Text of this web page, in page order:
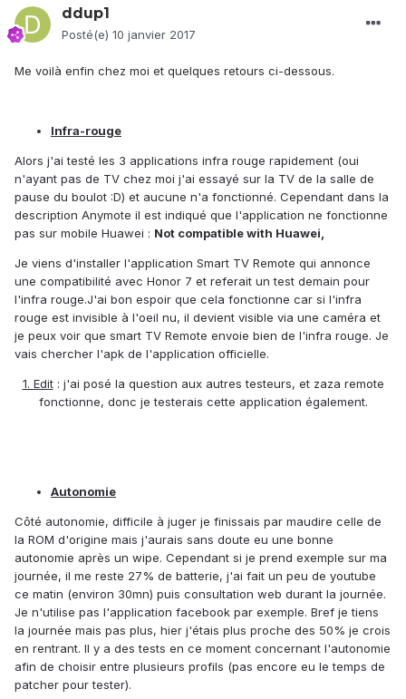
ddup1
Posté(e) 10 janvier 2017
Me voilà enfin chez moi et quelques retours ci-dessous.
Infra-rouge
Alors j'ai testé les 3 applications infra rouge rapidement (oui
n'ayant pas de TV chez moi j'ai essayé sur la TV de la salle de
pause du boulot :D) et aucune n'a fonctionné. Cependant dans la
description Anymote il est indiqué que l'application ne fonctionne
pas sur mobile Huawei : Not compatible with Huawei,
Je viens d'installer l'application Smart TV Remote qui annonce
une compatibilité avec Honor 7 et referait un test demain pour
l'infra rouge.J'ai bon espoir que cela fonctionne car si l'infra
rouge est invisible à l'oeil nu, il devient visible via une caméra et
je peux voir que smart TV Remote envoie bien de l'infra rouge. Je
vais chercher l'apk de l'application officielle.
1. Edit: j'ai posé la question aux autres testeurs, et zaza remote
fonctionne, donc je testerais cette application également.
Autonomie
Côté autonomie, difficile à juger je finissais par maudire celle de
la ROM d'origine mais j'aurais sans doute eu une bonne
autonomie après un wipe. Cependant si je prend exemple sur ma
journée, il me reste 27% de batterie, j'ai fait un peu de youtube
ce matin (environ 30mn) puis consultation web durant la journée.
Je n'utilise pas l'application facebook par exemple. Bref je tiens
la journée mais pas plus, hier j'étais plus proche des 50% je crois
en rentrant. Il y a des tests en ce moment concernant l'autonomie
afin de choisir entre plusieurs profils (pas encore eu le temps de
patcher pour tester).